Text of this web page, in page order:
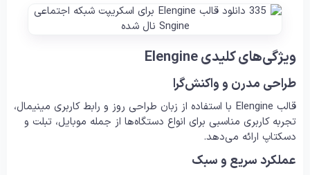
ویژگی‌های کلیدی Elengine
طراحی مدرن و واکنش‌گرا
قالب Elengine با استفاده از زبان طراحی روز و رابط کاربری مینیمال،
تجربه کاربری مناسبی برای انواع دستگاه‌ها از جمله موبایل، تبلت و
دسکتاپ ارائه می‌دهد.
عملکرد سریع و سبک